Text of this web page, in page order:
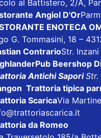
al Battistero, 2/A,
Angiol D'Or
ENOTECA
G. Tommasini, 18 –
ContrarioStr.
Beershop
Antichi Sapori
Trattoria tipica
ScaricaVia
da Romeo